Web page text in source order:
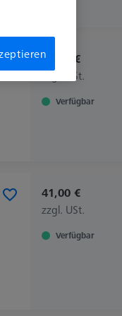
37,00 €
zzgl. USt.
Verfügbar
41,00 €
zzgl. USt.
Verfügbar